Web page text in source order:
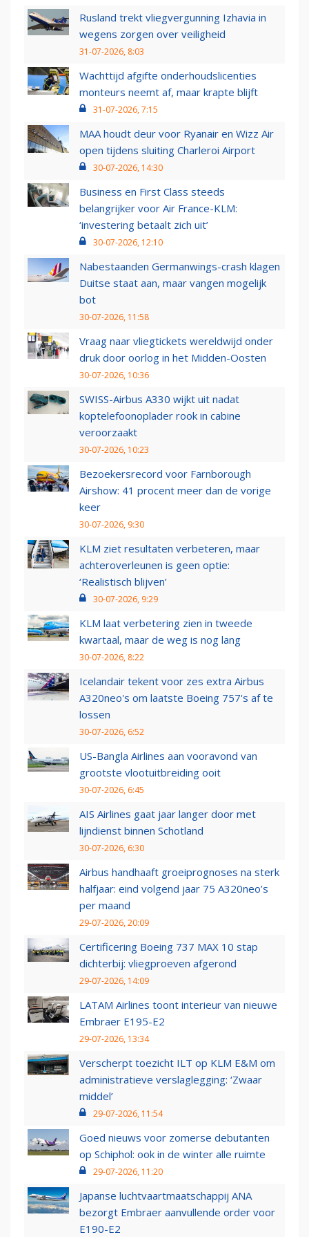
Rusland trekt vliegvergunning Izhavia in
wegens zorgen over veiligheid
31-07-2026, 8:03
Wachttijd afgifte onderhoudslicenties
monteurs neemt af, maar krapte blijft
31-07-2026, 7:15
MAA houdt deur voor Ryanair en Wizz Air
open tijdens sluiting Charleroi Airport
30-07-2026, 14:30
Business en First Class steeds
belangrijker voor Air France-KLM:
‘investering betaalt zich uit’
30-07-2026, 12:10
Nabestaanden Germanwings-crash klagen
Duitse staat aan, maar vangen mogelijk
bot
30-07-2026, 11:58
Vraag naar vliegtickets wereldwijd onder
druk door oorlog in het Midden-Oosten
30-07-2026, 10:36
SWISS-Airbus A330 wijkt uit nadat
koptelefoonoplader rook in cabine
veroorzaakt
30-07-2026, 10:23
Bezoekersrecord voor Farnborough
Airshow: 41 procent meer dan de vorige
keer
30-07-2026, 9:30
KLM ziet resultaten verbeteren, maar
achteroverleunen is geen optie:
‘Realistisch blijven’
30-07-2026, 9:29
KLM laat verbetering zien in tweede
kwartaal, maar de weg is nog lang
30-07-2026, 8:22
Icelandair tekent voor zes extra Airbus
A320neo's om laatste Boeing 757's af te
lossen
30-07-2026, 6:52
US-Bangla Airlines aan vooravond van
grootste vlootuitbreiding ooit
30-07-2026, 6:45
AIS Airlines gaat jaar langer door met
lijndienst binnen Schotland
30-07-2026, 6:30
Airbus handhaaft groeiprognoses na sterk
halfjaar: eind volgend jaar 75 A320neo’s
per maand
29-07-2026, 20:09
Certificering Boeing 737 MAX 10 stap
dichterbij: vliegproeven afgerond
29-07-2026, 14:09
LATAM Airlines toont interieur van nieuwe
Embraer E195-E2
29-07-2026, 13:34
Verscherpt toezicht ILT op KLM E&M om
administratieve verslaglegging: ‘Zwaar
middel’
29-07-2026, 11:54
Goed nieuws voor zomerse debutanten
op Schiphol: ook in de winter alle ruimte
29-07-2026, 11:20
Japanse luchtvaartmaatschappij ANA
bezorgt Embraer aanvullende order voor
E190-E2